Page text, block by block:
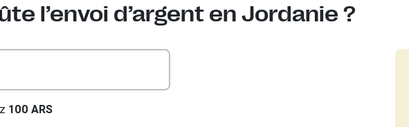
l’envoi d’argent en Jordanie ?
100 ARS